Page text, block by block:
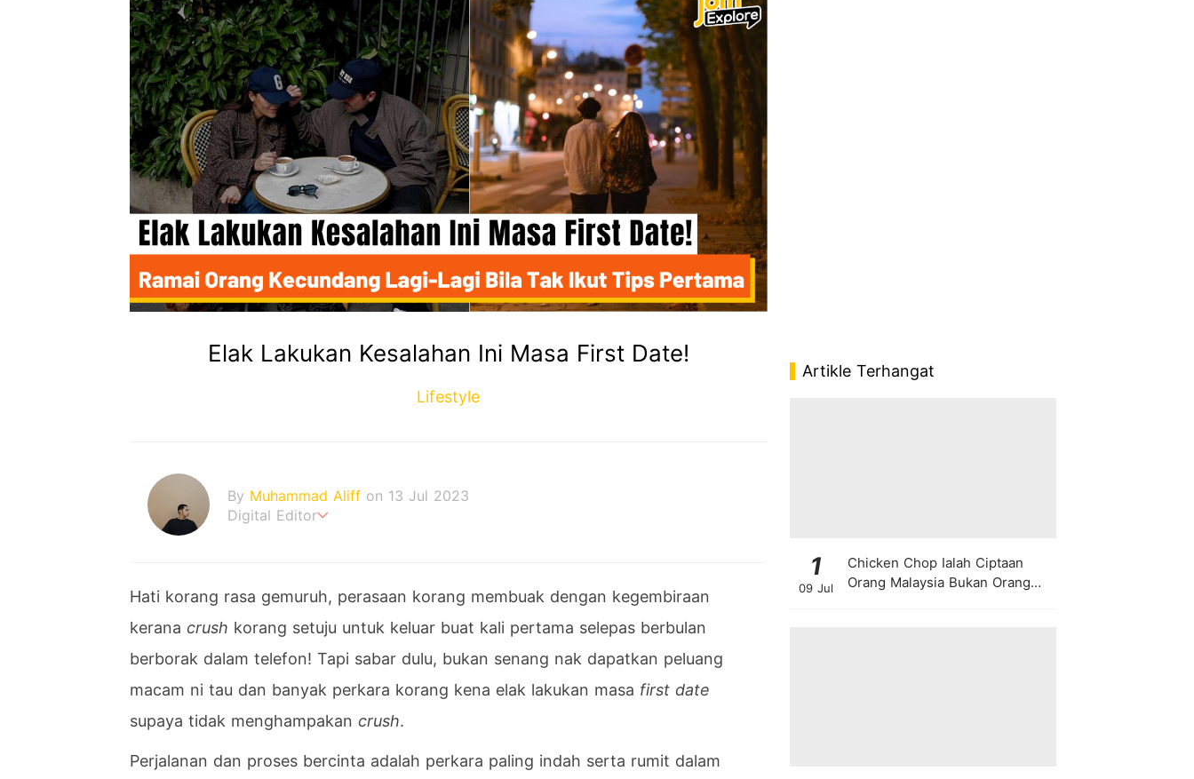
Elak Lakukan Kesalahan Ini Masa First Date!
Lifestyle
By Muhammad Aliff on 13 Jul 2023
Digital Editor
Hati korang rasa gemuruh, perasaan korang membuak dengan kegembiraan
kerana crush korang setuju untuk keluar buat kali pertama selepas berbulan
berborak dalam telefon! Tapi sabar dulu, bukan senang nak dapatkan peluang
macam ni tau dan banyak perkara korang kena elak lakukan masa first date
supaya tidak menghampakan crush.
Perjalanan dan proses bercinta adalah perkara paling indah serta rumit dalam
Artikle Terhangat
1
09 Jul
Chicken Chop Ialah Ciptaan
Orang Malaysia Bukan Orang